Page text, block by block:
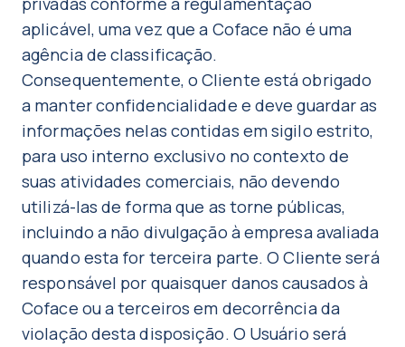
aplicável, uma vez que a Coface não é uma
agência de classificação.
Consequentemente, o Cliente está obrigado
a manter confidencialidade e deve guardar as
informações nelas contidas em sigilo estrito,
para uso interno exclusivo no contexto de
suas atividades comerciais, não devendo
utilizá-las de forma que as torne públicas,
incluindo a não divulgação à empresa avaliada
quando esta for terceira parte. O Cliente será
responsável por quaisquer danos causados à
Coface ou a terceiros em decorrência da
violação desta disposição. O Usuário será